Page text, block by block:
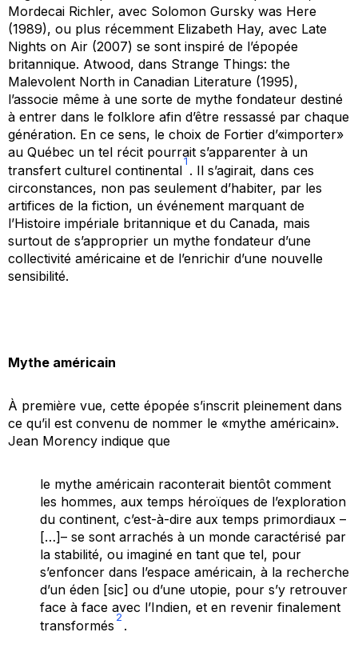
Mordecai Richler, avec Solomon Gursky was Here
(1989), ou plus récemment Elizabeth Hay, avec Late
Nights on Air (2007) se sont inspiré de l’épopée
britannique. Atwood, dans Strange Things: the
Malevolent North in Canadian Literature (1995),
l’associe même à une sorte de mythe fondateur destiné
à entrer dans le folklore afin d’être ressassé par chaque
génération. En ce sens, le choix de Fortier d’«importer»
au Québec un tel récit pourrait s’apparenter à un
transfert culturel continental
1
. Il s’agirait, dans ces
circonstances, non pas seulement d’habiter, par les
artifices de la fiction, un événement marquant de
l’Histoire impériale britannique et du Canada, mais
surtout de s’approprier un mythe fondateur d’une
collectivité américaine et de l’enrichir d’une nouvelle
sensibilité.
Mythe américain
À première vue, cette épopée s’inscrit pleinement dans
ce qu’il est convenu de nommer le «mythe américain».
Jean Morency indique que
le mythe américain raconterait bientôt comment
les hommes, aux temps héroïques de l’exploration
du continent, c’est-à-dire aux temps primordiaux –
[…]– se sont arrachés à un monde caractérisé par
la stabilité, ou imaginé en tant que tel, pour
s’enfoncer dans l’espace américain, à la recherche
d’un éden [sic] ou d’une utopie, pour s’y retrouver
face à face avec l’Indien, et en revenir finalement
transformés
2
.